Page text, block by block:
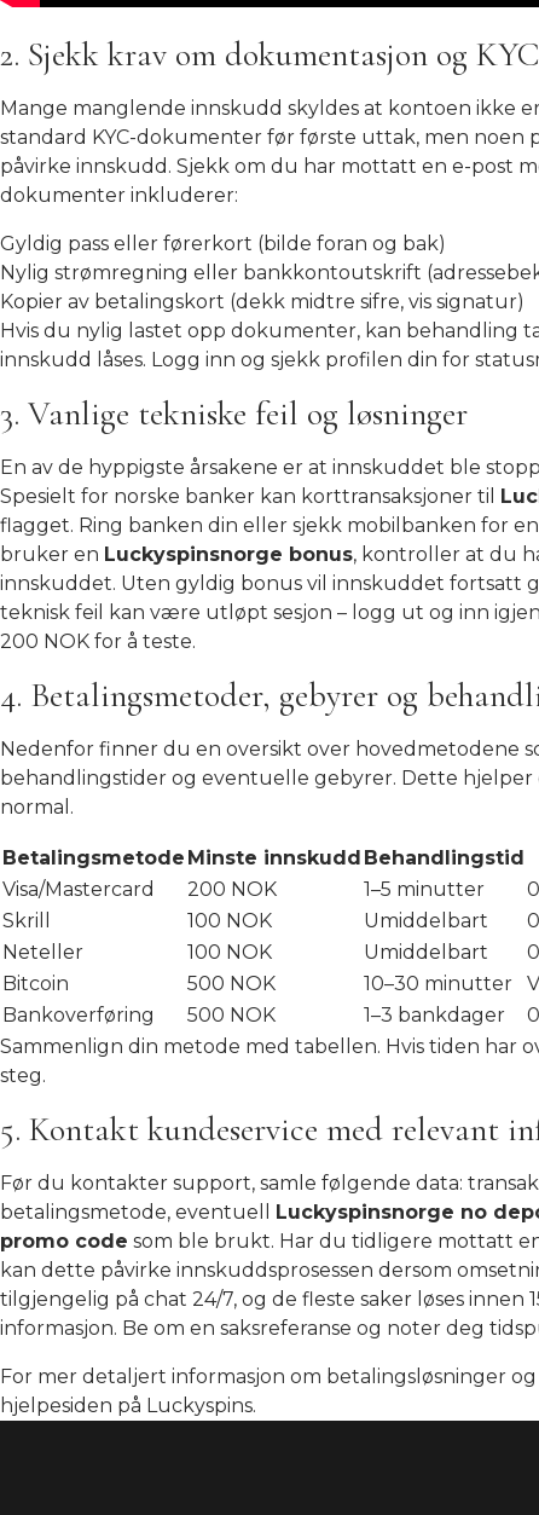
2. Sjekk krav om dokumentasjon og
Mange manglende innskudd skyldes at kontoen ikke
standard KYC-dokumenter før første uttak, men noen
påvirke innskudd. Sjekk om du har mottatt en e-post
dokumenter inkluderer:
Gyldig pass eller førerkort (bilde foran og bak)
Nylig strømregning eller bankkontoutskrift
Kopier av betalingskort (dekk midtre sifre, vis signatur)
Hvis du nylig lastet opp dokumenter, kan behandling
innskudd låses. Logg inn og sjekk profilen din for
3. Vanlige tekniske feil og løsninger
En av de hyppigste årsakene er at innskuddet ble
Spesielt for norske banker kan korttransaksjoner til
flagget. Ring banken din eller sjekk mobilbanken for
bruker en Luckyspinsnorge bonus, kontroller at du
innskuddet. Uten gyldig bonus vil innskuddet fortsatt
teknisk feil kan være utløpt sesjon – logg ut og inn
200 NOK for å teste.
4. Betalingsmetoder, gebyrer og
Nedenfor finner du en oversikt over hovedmetodene
behandlingstider og eventuelle gebyrer. Dette hjelper
normal.
Betalingsmetode Minste innskudd Behandlingstid
Visa/Mastercard
200 NOK 1–5 minutter
Skrill
100 NOK Umiddelbart
Neteller
100 NOK Umiddelbart
Bitcoin
500 NOK 10–30 minutter
Bankoverføring
500 NOK 1–3 bankdager
Sammenlign din metode med tabellen. Hvis tiden har
steg.
5. Kontakt kundeservice med relevant
Før du kontakter support, samle følgende data:
betalingsmetode, eventuell Luckyspinsnorge no
promo code som ble brukt. Har du tidligere mottatt
kan dette påvirke innskuddsprosessen dersom
tilgjengelig på chat 24/7, og de fleste saker løses
informasjon. Be om en saksreferanse og noter deg
For mer detaljert informasjon om betalingsløsninger
hjelpesiden på Luckyspins.